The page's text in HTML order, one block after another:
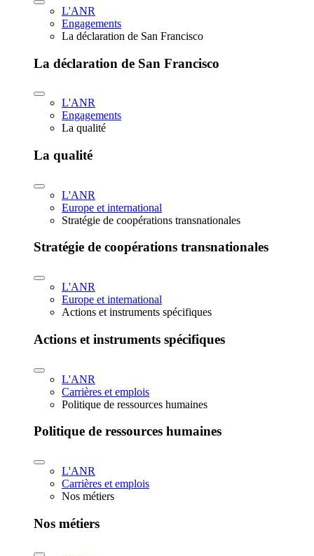
L'ANR
Engagements
La déclaration de San Francisco
La déclaration de San Francisco
L'ANR
Engagements
La qualité
La qualité
L'ANR
Europe et international
Stratégie de coopérations transnationales
Stratégie de coopérations transnationales
L'ANR
Europe et international
Actions et instruments spécifiques
Actions et instruments spécifiques
L'ANR
Carrières et emplois
Politique de ressources humaines
Politique de ressources humaines
L'ANR
Carrières et emplois
Nos métiers
Nos métiers